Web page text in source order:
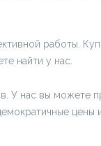
работы.
найти у нас.
У нас вы можете
цены